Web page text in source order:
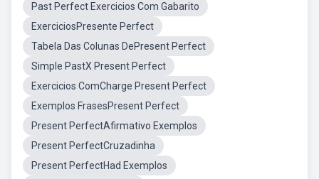
Past Perfect Exercicios Com Gabarito
ExerciciosPresente Perfect
Tabela Das Colunas DePresent Perfect
Simple PastX Present Perfect
Exercicios ComCharge Present Perfect
Exemplos FrasesPresent Perfect
Present PerfectAfirmativo Exemplos
Present PerfectCruzadinha
Present PerfectHad Exemplos